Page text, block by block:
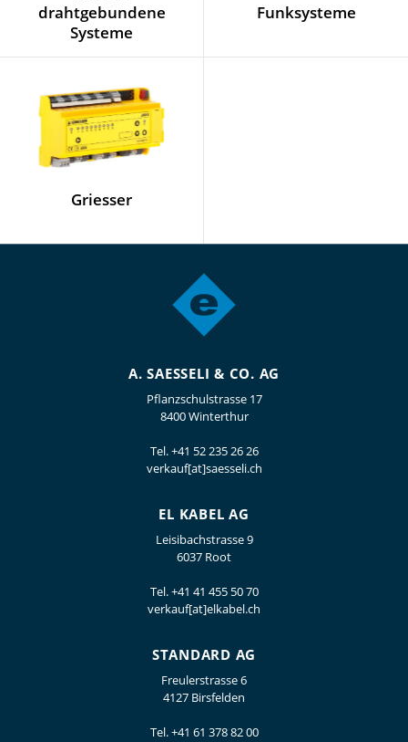
drahtgebundene
Systeme
Funksysteme
Griesser
A. SAESSELI & CO. AG
Pflanzschulstrasse 17
8400 Winterthur
Tel.+41 52 235 26 26
verkauf[at]saesseli.ch
EL KABEL AG
Leisibachstrasse 9
6037 Root
Tel.+41 41 455 50 70
verkauf[at]elkabel.ch
STANDARD AG
Freulerstrasse 6
4127 Birsfelden
Tel.+41 61 378 82 00